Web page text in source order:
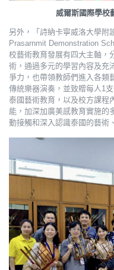
威爾斯國際學校
另外，「詩納卡寧威洛大學附
Prasarnmit Demonstration
校藝術教育發展有四大主軸，
術，通過多元的學習內容及充
爭力，也帶領教師們進入各類
傳統樂器演奏，並致贈每人1
泰國藝術教育，以及校方課程
能，加深加廣美感教育實施的
動接觸和深入認識泰國的藝術